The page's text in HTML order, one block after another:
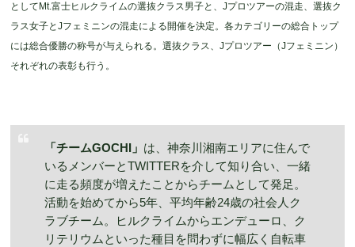
としてMt.富士ヒルクライムの選抜クラス男子と、Jプロツアーの混走、選抜ク
ラス女子とJフェミニンの混走による開催を決定。各カテゴリーの総合トップ
には総合優勝の称号が与えられる。選抜クラス、Jプロツアー（Jフェミニン）
それぞれの表彰も行う。
「チームGOCHI」 は、神奈川湘南エリアに住んで
いるメンバーとTWITTERを介して知り合い、一緒
に走る頻度が増えたことからチームとして発足。
活動を始めてから5年、平均年齢24歳の社会人ク
ラブチーム。ヒルクライムからエンデューロ、ク
リテリウムといった種目を問わずに幅広く自転車